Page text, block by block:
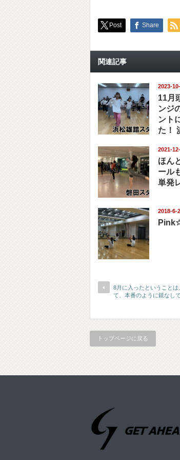
Post Share
関連記事
2023-
11月
ンジ
ント
た！
2021-
ほん
ール
単発
2018-6-
8月に入ったということ
て、本番のように鏡なし
トップページに戻る